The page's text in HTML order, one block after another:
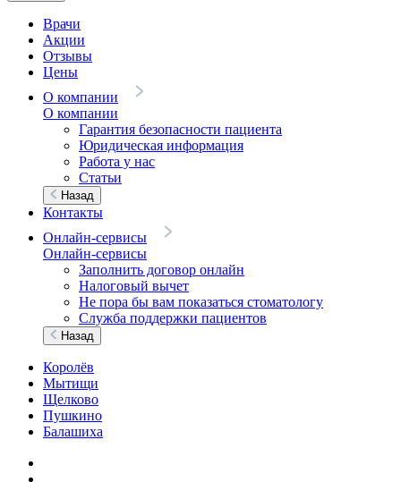
Врачи
Акции
Отзывы
Цены
О компании
О компании
Гарантия безопасности пациента
Юридическая информация
Работа у нас
Статьи
Назад
Контакты
Онлайн-сервисы
Онлайн-сервисы
Заполнить договор онлайн
Налоговый вычет
Не пора бы вам показаться стоматологу
Служба поддержки пациентов
Назад
Королёв
Мытищи
Щелково
Пушкино
Балашиха